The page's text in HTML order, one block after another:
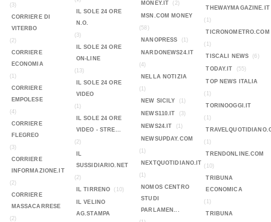
(3)
CORRIERE DI
VITERBO
(2)
CORRIERE
ECONOMIA
(1)
CORRIERE
EMPOLESE
(4)
CORRIERE
FLEGREO
(3)
CORRIERE
INFORMAZIONE.IT
(2)
CORRIERE
MASSACARRESE
(2)
IL SOLE 24 ORE
N.O.
(3)
IL SOLE 24 ORE
ON-LINE
(13)
IL SOLE 24 ORE
VIDEO
(1)
IL SOLE 24 ORE
VIDEO - STRE...
(2)
IL
SUSSIDIARIO.NET
(2)
IL TIRRENO
(10)
IL VELINO
AG.STAMPA
MONEY.IT (2)
MSN.COM MONEY
(58)
NANOPRESS
(1)
NARDONEWS24.IT
(4)
NELLA NOTIZIA
(1)
NEW SICILY
(1)
NEWS110.IT (3)
NEWS24.IT (1)
NEWSUPDAY.COM
(1)
NEXTQUOTIDIANO.IT
(1)
NOMOS CENTRO
STUDI
PARLAMEN...
THEWAYMAGAZINE.IT
(1)
TICRONOMETRO.COM
(1)
TISCALI NEWS
(6)
TODAY.IT (55)
TOP NEWS ITALIA
(1)
TORINOOGGI.IT
(1)
(1)
TRENDONLINE.COM
(10)
TRIBUNA
ECONOMICA
(1)
TRIBUNA